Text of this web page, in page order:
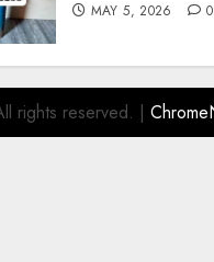
MAY 5, 2026 0
rights reserved. |